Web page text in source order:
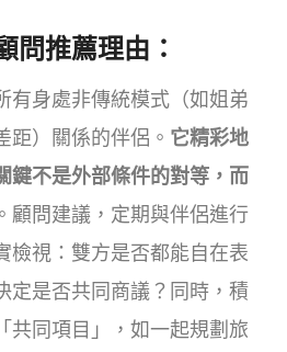
問推薦理由：
有身處非傳統模式（如姐弟
距）關係的伴侶。 它精彩地
鍵不是外部條件的對等，而
。顧問建議，定期與伴侶進行
檢視：雙方是否都能自在表
定是否共同商議？同時，積
共同項目」，如一起規劃旅